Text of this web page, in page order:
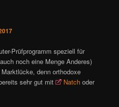
Prüfprogramm speziell für
noch eine Menge Anderes)
denn orthodoxe
sehr gut mit
Natch oder